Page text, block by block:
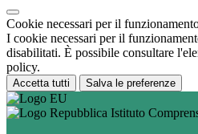
Cookie necessari per il
I cookie necessari per il
disabilitati. È possibile consultare
policy.
Accetta tutti Salva le preferenze
Istituto